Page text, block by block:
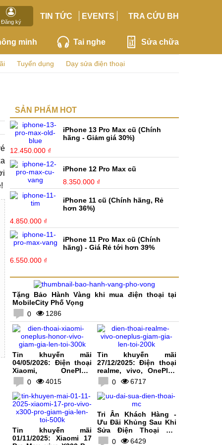
Đăng ký
TIN TỨC EVENTS TRA CỨU BH
minh Tai nghe Sửa chữa
Tuyển dụng Dạy sửa điện thoại
SẢN PHẨM HOT
iPhone 13 Pro Max cũ (Chính
hãng - Giảm giá 30%)
12.450.000 ₫
iPhone 12 Pro Max cũ
8.350.000 ₫
iPhone 11 cũ (Chính hãng, Rẻ
hơn 36%)
4.850.000 ₫
iPhone 11 Pro Max cũ (Chính
hãng) - Giá Rẻ tới hơn 39%
6.550.000 ₫
Tặng Bảo Hành Vàng khi mua điện thoại tại
MobileCity Phố Vọng
0
1286
Tin khuyến mãi
04/05/2026: Điện thoại
Xiaomi, OnePlus,
HONOR, vivo giảm giá
lên tới 300K
0 4015
Tin khuyến mãi
27/12/2025: Điện thoại
realme, vivo, OnePlus
giảm giá lên tới 200K
0 6717
Tin khuyến mãi
01/11/2025: Xiaomi 17
Tri Ân Khách Hàng -
Ưu Đãi Khủng Sau Khi
Sửa Điện Thoại Tại
MobileCity
0 6429